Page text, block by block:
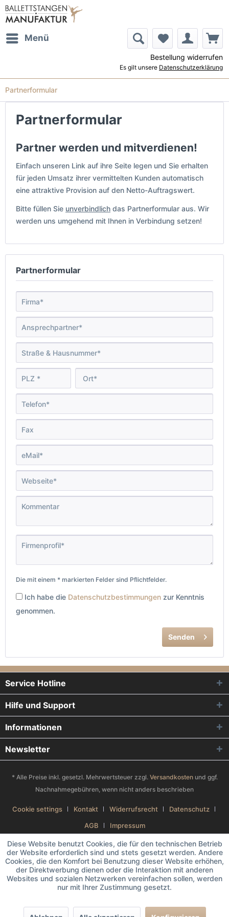
Menü
Bestellung widerrufen
Es gilt unsere Datenschutzerklärung
Partnerformular
Partnerformular
Partner werden und mitverdienen!
Einfach unseren Link auf ihre Seite legen und Sie erhalten
für jeden Umsatz ihrer vermittelten Kunden automatisch
eine attraktive Provision auf den Netto-Auftragswert.
Bitte füllen Sie unverbindlich das Partnerformular aus. Wir
werden uns umgehend mit Ihnen in Verbindung setzen!
Partnerformular
Die mit einem * markierten Felder sind Pflichtfelder.
Ich habe die Datenschutzbestimmungen zur Kenntnis
genommen.
Senden
Service Hotline
Hilfe und Support
Informationen
Newsletter
* Alle Preise inkl. gesetzl. Mehrwertsteuer zzgl. Versandkostenund ggf.
Nachnahmegebühren, wenn nicht anders beschrieben
Cookie settings Kontakt Widerrufsrecht
Datenschutz
AGB
Impressum
Diese Website benutzt Cookies, die für den technischen Betrieb
der Website erforderlich sind und stets gesetzt werden. Andere
Cookies, die den Komfort bei Benutzung dieser Website erhöhen,
der Direktwerbung dienen oder die Interaktion mit anderen
Websites und sozialen Netzwerken vereinfachen sollen, werden
nur mit Ihrer Zustimmung gesetzt.